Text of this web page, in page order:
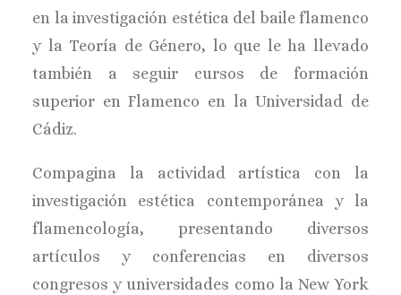
en la investigación estética del baile flamenco
y la Teoría de Género, lo que le ha llevado
también a seguir cursos de formación
superior en Flamenco en la Universidad de
Cádiz.
Compagina la actividad artística con la
investigación estética contemporánea y la
flamencología, presentando diversos
artículos y conferencias en diversos
congresos y universidades como la New York